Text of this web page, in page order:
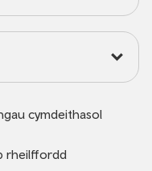
cymdeithasol
rheilffordd